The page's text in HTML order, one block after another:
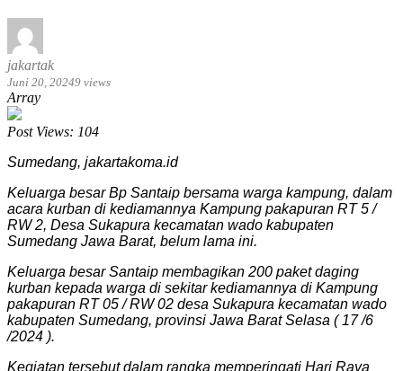
jakartak
Juni 20, 20249 views
Array
Post Views: 104
Sumedang, jakartakoma.id
Keluarga besar Bp Santaip bersama warga kampung, dalam
acara kurban di kediamannya Kampung pakapuran RT 5 /
RW 2, Desa Sukapura kecamatan wado kabupaten
Sumedang Jawa Barat, belum lama ini.
Keluarga besar Santaip membagikan 200 paket daging
kurban kepada warga di sekitar kediamannya di Kampung
pakapuran RT 05 / RW 02 desa Sukapura kecamatan wado
kabupaten Sumedang, provinsi Jawa Barat Selasa ( 17 /6
/2024 ).
Kegiatan tersebut dalam rangka memperingati Hari Raya